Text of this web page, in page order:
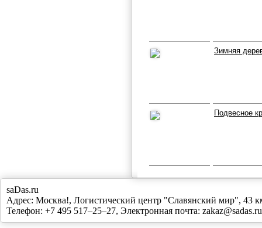
Зимняя
Подвесное
saDas.ru
Адрес: Москва!, Логистический центр "Славянский мир",
Телефон: +7 495 517–25–27, Электронная почта: zakaz@sadas.ru